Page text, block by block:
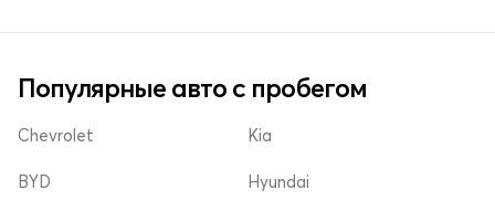
Популярные авто с пробегом
Chevrolet
BYD
Kia
Hyundai